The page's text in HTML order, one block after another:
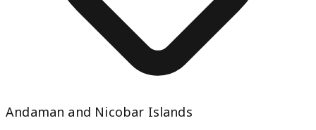
Andaman and Nicobar Islands